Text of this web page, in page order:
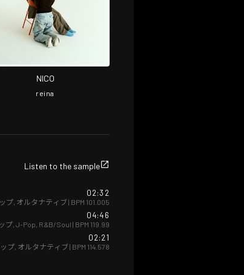
NICO
reina
Listen to the sample
02:32
プ オルタナティブ| BPM 101.005
04:46
プ J-Pop R&B/Soul | BPM 119.99
02:21
プ オルタナティブ| BPM 114.578